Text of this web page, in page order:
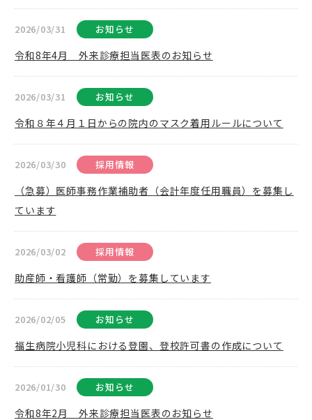
2026/03/31 お知らせ
令和8年4月 外来診療担当医表のお知らせ
2026/03/31 お知らせ
令和８年４月１日からの院内のマスク着用ルールについて
2026/03/30 採用情報
（急募）医師事務作業補助者（会計年度任用職員）を募集し
ています
2026/03/02 採用情報
助産師・看護師（常勤）を募集しています
2026/02/05 お知らせ
福生病院小児科における登園、登校許可書の作成について
2026/01/30 お知らせ
令和8年2月 外来診療担当医表のお知らせ